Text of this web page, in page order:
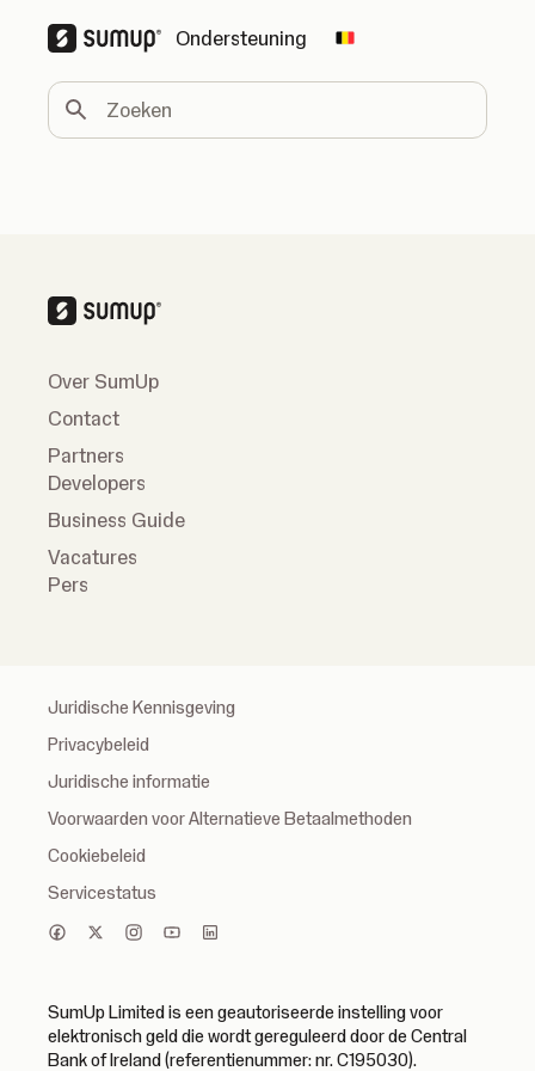
Ondersteuning Change country
Zoeken
Over SumUp
Contact
Partners
Developers
Business Guide
Vacatures
Pers
Juridische Kennisgeving
Privacybeleid
Juridische informatie
Voorwaarden voor Alternatieve Betaalmethoden
Cookiebeleid
Servicestatus
SumUp Limited is een geautoriseerde instelling voor
elektronisch geld die wordt gereguleerd door de Central
Bank of Ireland (referentienummer: nr. C195030).